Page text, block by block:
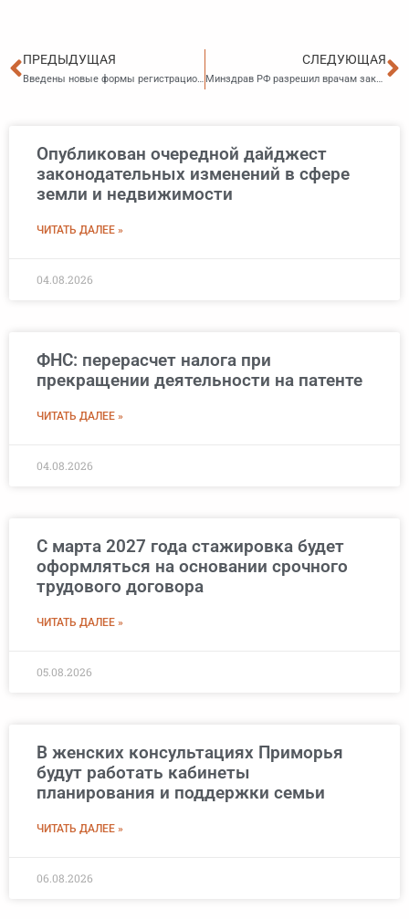
Пред
ПРЕДЫДУЩАЯ
Введены новые формы регистрационных документов для плательщиков налога на игорный бизнес
СЛЕДУЮЩАЯ
Минздрав РФ разрешил врачам закрывать больничные пациентам через мессенджер MAX
Опубликован очередной дайджест
законодательных изменений в сфере
земли и недвижимости
ЧИТАТЬ ДАЛЕЕ »
04.08.2026
ФНС: перерасчет налога при
прекращении деятельности на патенте
ЧИТАТЬ ДАЛЕЕ »
04.08.2026
С марта 2027 года стажировка будет
оформляться на основании срочного
трудового договора
ЧИТАТЬ ДАЛЕЕ »
05.08.2026
В женских консультациях Приморья
будут работать кабинеты
планирования и поддержки семьи
ЧИТАТЬ ДАЛЕЕ »
06.08.2026